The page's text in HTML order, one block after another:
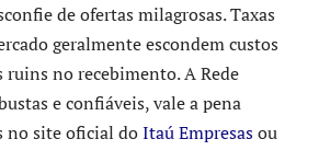
de ofertas milagrosas. Taxas
geralmente escondem custos
ruins no recebimento. A Rede
e confiáveis, vale a pena
no site oficial doItaú Empresasou